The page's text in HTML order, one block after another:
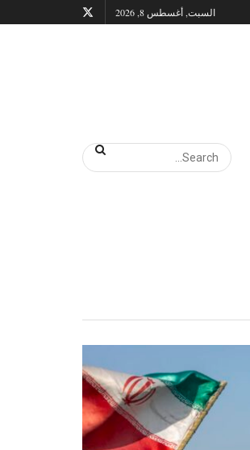
السبت, أغسطس 8, 2026